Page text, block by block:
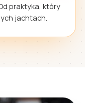
praktyka, który
jachtach.